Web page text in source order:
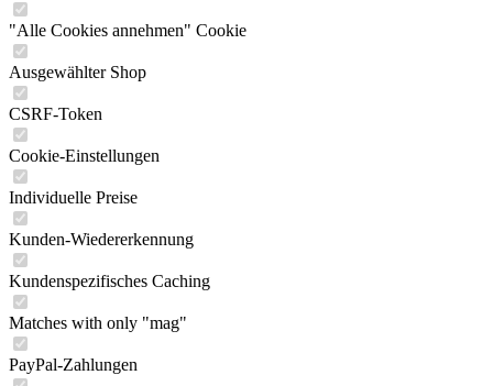
"Alle Cookies annehmen" Cookie
Ausgewählter Shop
CSRF-Token
Cookie-Einstellungen
Individuelle Preise
Kunden-Wiedererkennung
Kundenspezifisches Caching
Matches with only "mag"
PayPal-Zahlungen